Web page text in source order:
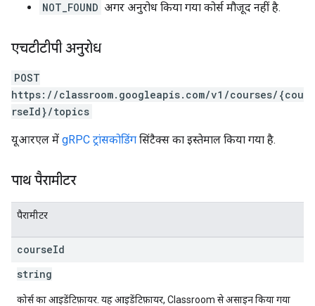
NOT_FOUND अगर अनुरोध किया गया कोर्स मौजूद नहीं है.
एचटीटीपी अनुरोध
POST
https://classroom.googleapis.com/v1/courses/{cou
rseId}/topics
यूआरएल में gRPC ट्रांसकोडिंग सिंटैक्स का इस्तेमाल किया गया है.
पाथ पैरामीटर
पैरामीटर
courseId
string
कोर्स का आइडेंटिफ़ायर. यह आइडेंटिफ़ायर, Classroom से असाइन किया गया